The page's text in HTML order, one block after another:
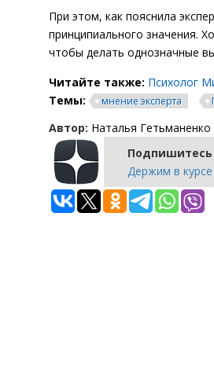
При этом, как пояснила
принципиального значения.
чтобы делать однозначные
Читайте также: Психолог
Темы:
мнение эксперта
Автор: Наталья Гетьманенко
Держим в